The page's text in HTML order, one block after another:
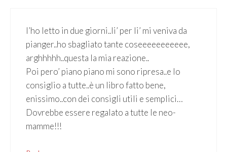
l’ho letto in due giorni..li’ per li’ mi veniva da
pianger..ho sbagliato tante coseeeeeeeeeee,
arghhhhh..questa la mia reazione..
Poi pero’ piano piano mi sono ripresa..e lo
consiglio a tutte..è un libro fatto bene,
enissimo..con dei consigli utili e semplici…
Dovrebbe essere regalato a tutte le neo-
mamme!!!